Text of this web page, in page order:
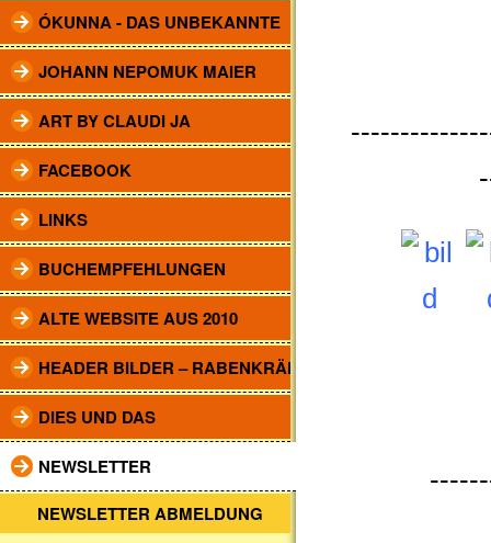
ÓKUNNA - DAS UNBEKANNTE
JOHANN NEPOMUK MAIER
ART BY CLAUDI JA
FACEBOOK
LINKS
BUCHEMPFEHLUNGEN
ALTE WEBSITE AUS 2010
HEADER BILDER – RABENKRÄHEN
DIES UND DAS
NEWSLETTER
NEWSLETTER ABMELDUNG